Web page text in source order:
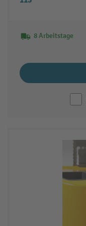
8 Arbeitstage